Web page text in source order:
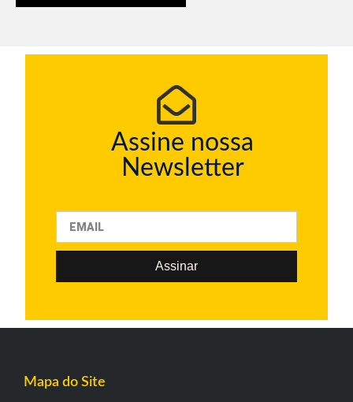
Assine nossa
Newsletter
Assinar
Mapa do Site